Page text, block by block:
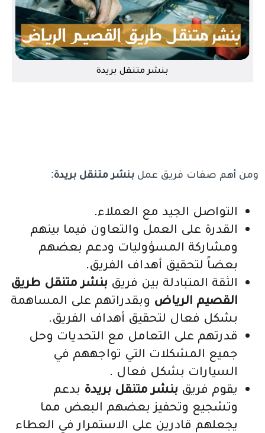
بنشر متنقل بريدة
ومن أهم صفات فريق عملبنشر متنقل بريدة:
التواصل الجيد مع العملاء.
القدرة على العمل والتعاون فيما بينهم
ومشاركة المسؤوليات ودعم بعضهم
بعضاً لتحقيق أهداف الفريق.
الثقة المتبادلة بين فريق بنشر متنقل طريق
القصيم الرياض وبقدراتهم على المساهمة
بشكل فعال لتحقيق أهداف الفريق.
قدرتهم على التعامل مع التحديات وحل
جميع المشكلات التي تواجههم في
السيارات بشكل فعال .
يقوم فريق بنشر متنقل بريدة بدعم
وتشجيع وتحفيز بعضهم البعض مما
يجعلهم قادرين على الاستمرار في العطاء